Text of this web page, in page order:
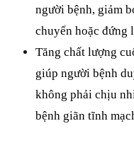
người bệnh, giảm
chuyển hoặc đứng
Tăng chất lượng
giúp người bệnh
không phải chịu
bệnh giãn tĩnh